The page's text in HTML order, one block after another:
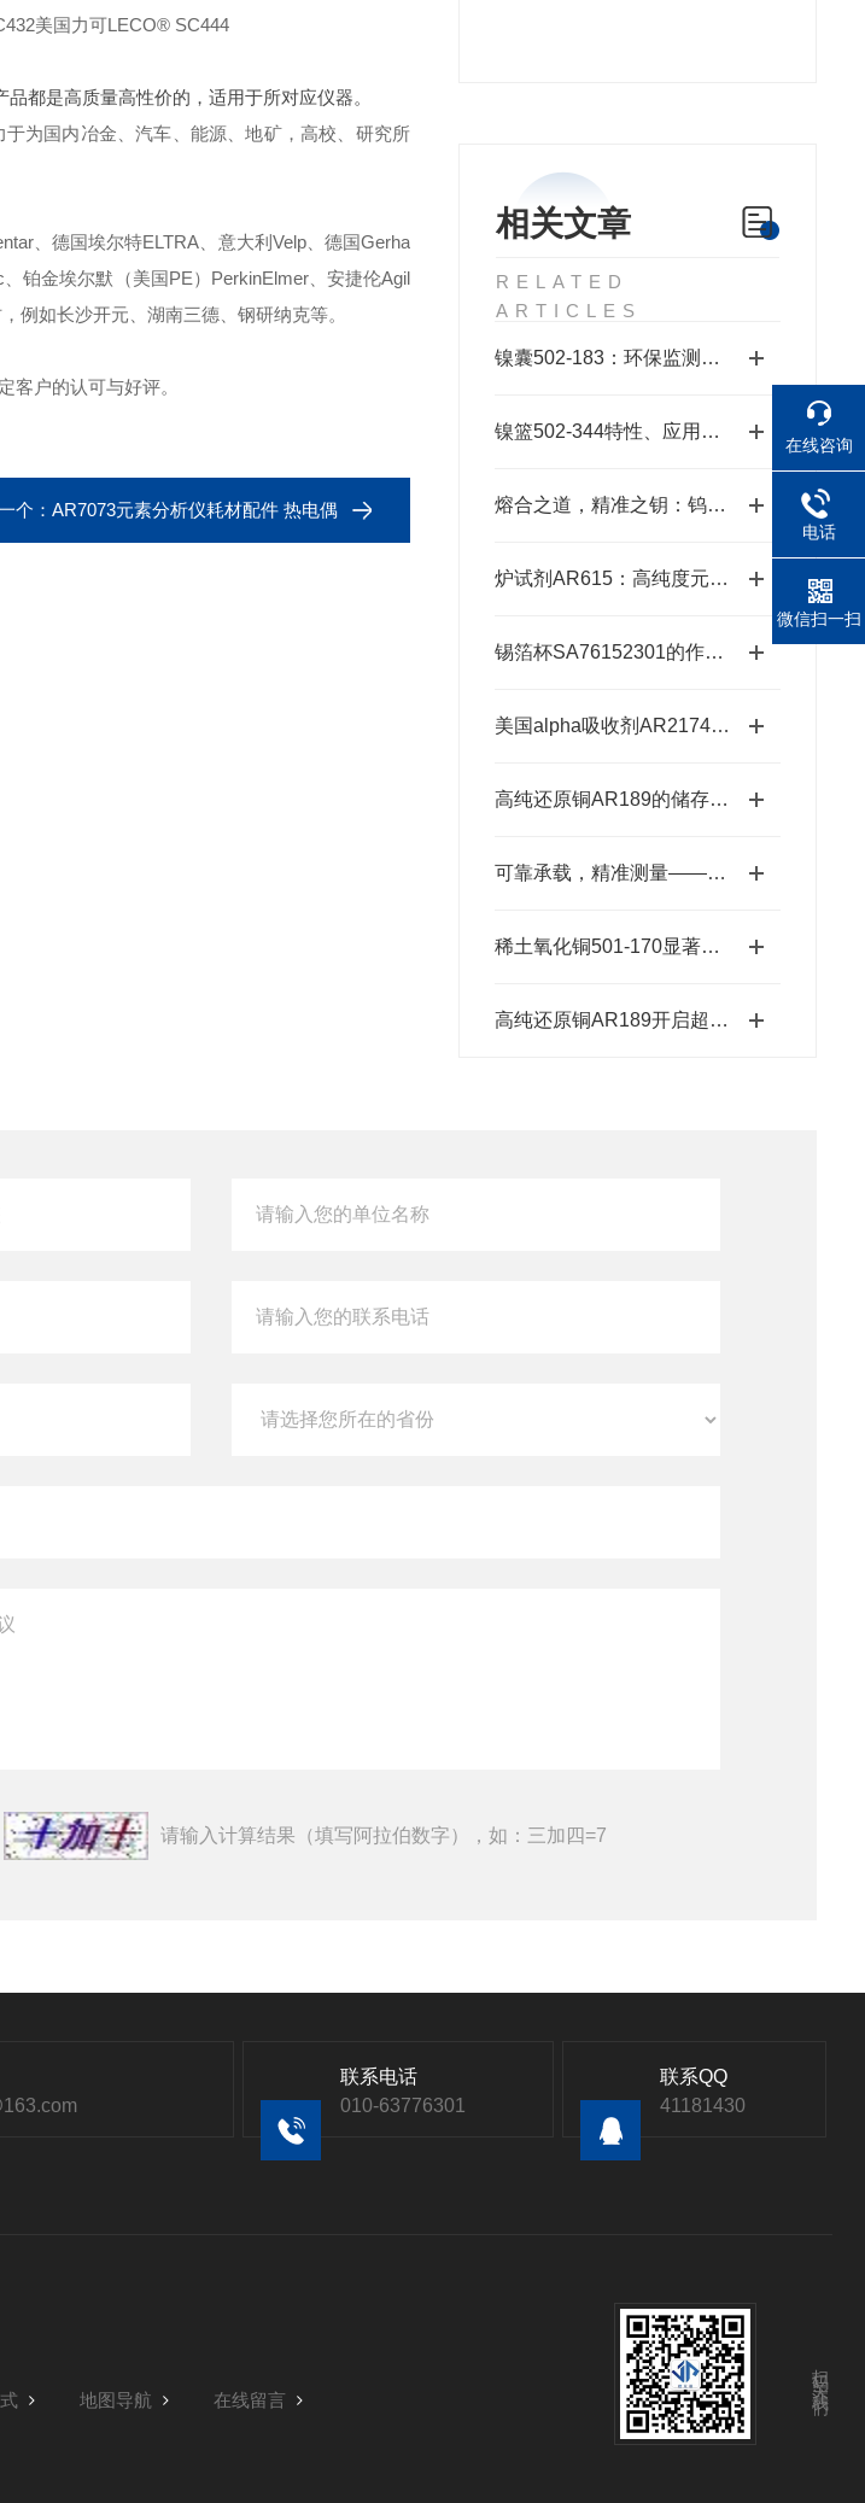
相关文章
RELATED
ARTICLES
镍囊502-183：环保监测的精准工具
镍篮502-344特性、应用与潜力探秘
熔合之道，精准之钥：钨锡助熔剂501-008，XRF分析的伴侣
炉试剂AR615：高纯度元素分析耗材，赋能精准检测高效推进
锡箔杯SA76152301的作用与优势
美国alpha吸收剂AR2174：适配多种元素的精准分析需求
高纯还原铜AR189的储存、预处理、加工、检测
可靠承载，精准测量——锡箔杯SA76152301
稀土氧化铜501-170显著降低反应的活化能
高纯还原铜AR189开启超纯金属新时代的“铜”话钥匙
美国力可LECO® SC444
都是高质量高性价的，适用于所对应仪器。
为国内冶金、汽车、能源、地矿，高校、研究所
、德国埃尔特ELTRA、意大利Velp、德国Gerha
铂金埃尔默（美国PE）PerkinElmer、安捷伦Agil
例如长沙开元、湖南三德、钢研纳克等。
客户的认可与好评。
个： AR7073元素分析仪耗材配件 热电偶
请输入计算结果（填写阿拉伯数字），如：三加四=7
联系电话
010-63776301
联系QQ
41181430
地图导航 在线留言
扫码关注我们
在线咨询
电话
微信扫一扫